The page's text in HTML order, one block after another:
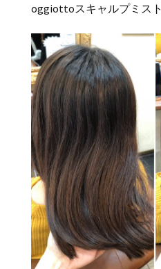
oggiottoスキャルプミスト